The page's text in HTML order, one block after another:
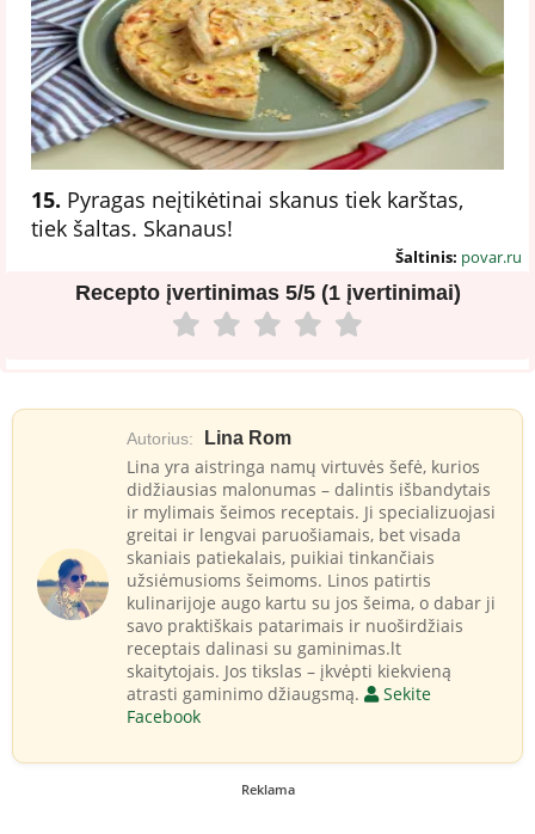
15. Pyragas neįtikėtinai skanus tiek karštas,
tiek šaltas. Skanaus!
Šaltinis: povar.ru
Recepto įvertinimas 5/5 (1 įvertinimai)
Autorius: Lina Rom
Lina yra aistringa namų virtuvės šefė, kurios
didžiausias malonumas – dalintis išbandytais
ir mylimais šeimos receptais. Ji specializuojasi
greitai ir lengvai paruošiamais, bet visada
skaniais patiekalais, puikiai tinkančiais
užsiėmusioms šeimoms. Linos patirtis
kulinarijoje augo kartu su jos šeima, o dabar ji
savo praktiškais patarimais ir nuoširdžiais
receptais dalinasi su gaminimas.lt
skaitytojais. Jos tikslas – įkvėpti kiekvieną
atrasti gaminimo džiaugsmą.
Sekite
Facebook
Reklama